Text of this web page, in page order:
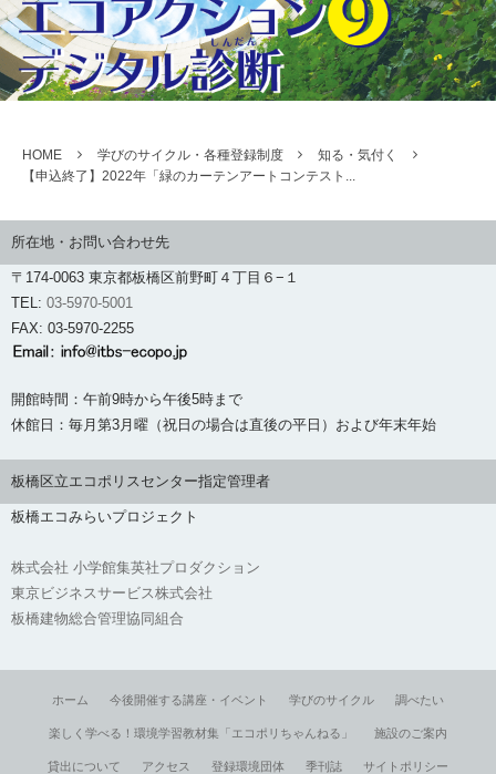
HOME 学びのサイクル・各種登録制度
知る・気付く
【申込終了】2022年「緑のカーテンアートコンテスト...
所在地・お問い合わせ先
〒174-0063 東京都板橋区前野町４丁目６−１
TEL: 03-5970-5001
FAX: 03-5970-2255
開館時間：午前9時から午後5時まで
休館日：毎月第3月曜（祝日の場合は直後の平日）および年末年始
板橋区立エコポリスセンター指定管理者
板橋エコみらいプロジェクト
株式会社 小学館集英社プロダクション
東京ビジネスサービス株式会社
板橋建物総合管理協同組合
ホーム 今後開催する講座・イベント 学びのサイクル 調べたい
楽しく学べる！環境学習教材集「エコポリちゃんねる」 施設のご案内
貸出について アクセス 登録環境団体 季刊誌 サイトポリシー